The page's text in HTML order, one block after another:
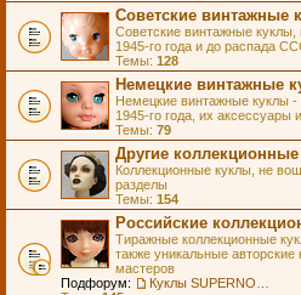
Советские винтажные
Советские винтажные
1945-го года и до распада
Темы: 128
Немецкие винтажные
Немецкие винтажные куклы
1945-го года, их аксессуары
Темы: 79
Другие
Коллекционные куклы, не
разделы
Темы: 154
Российские
Тиражные коллекционные
также уникальные
мастеров
Подфорум: